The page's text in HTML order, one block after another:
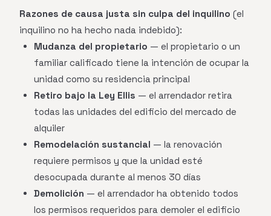
Razones de causa justa sin culpa del inquilino (el
inquilino no ha hecho nada indebido):
Mudanza del propietario — el propietario o un
familiar calificado tiene la intención de ocupar la
unidad como su residencia principal
Retiro bajo la Ley Ellis — el arrendador retira
todas las unidades del edificio del mercado de
alquiler
Remodelación sustancial — la renovación
requiere permisos y que la unidad esté
desocupada durante al menos 30 días
Demolición — el arrendador ha obtenido todos
los permisos requeridos para demoler el edificio